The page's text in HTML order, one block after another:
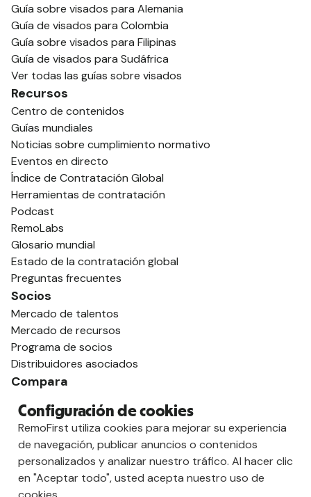
Guía sobre visados para Alemania
Guía de visados para Colombia
Guía sobre visados para Filipinas
Guía de visados para Sudáfrica
Ver todas las guías sobre visados
Recursos
Centro de contenidos
Guías mundiales
Noticias sobre cumplimiento normativo
Eventos en directo
Índice de Contratación Global
Herramientas de contratación
Podcast
RemoLabs
Glosario mundial
Estado de la contratación global
Preguntas frecuentes
Socios
Mercado de talentos
Mercado de recursos
Programa de socios
Distribuidores asociados
Compara
vs. Remoto
vs. Ostra
vs. Multiplicador
Configuración de cookies
RemoFirst utiliza cookies para mejorar su experiencia
de navegación, publicar anuncios o contenidos
personalizados y analizar nuestro tráfico. Al hacer clic
en "Aceptar todo", usted acepta nuestro uso de